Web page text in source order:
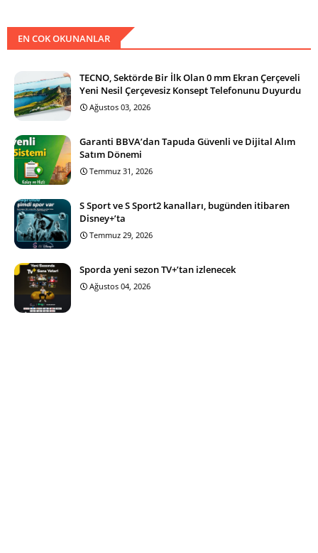
EN COK OKUNANLAR
TECNO, Sektörde Bir İlk Olan 0 mm Ekran Çerçeveli
Yeni Nesil Çerçevesiz Konsept Telefonunu Duyurdu
Ağustos 03, 2026
Garanti BBVA’dan Tapuda Güvenli ve Dijital Alım
Satım Dönemi
Temmuz 31, 2026
S Sport ve S Sport2 kanalları, bugünden itibaren
Disney+’ta
Temmuz 29, 2026
Sporda yeni sezon TV+’tan izlenecek
Ağustos 04, 2026